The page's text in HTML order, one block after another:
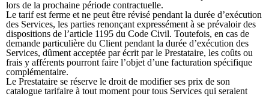
lors de la prochaine période contractuelle.
Le tarif est ferme et ne peut être révisé pendant la durée d’exécution
des Services, les parties renonçant expressément à se prévaloir des
dispositions de l’article 1195 du Code Civil. Toutefois, en cas de
demande particulière du Client pendant la durée d’exécution des
Services, dûment acceptée par écrit par le Prestataire, les coûts ou
frais y afférents pourront faire l’objet d’une facturation spécifique
complémentaire.
Le Prestataire se réserve le droit de modifier ses prix de son
catalogue tarifaire à tout moment pour tous Services qui seraient